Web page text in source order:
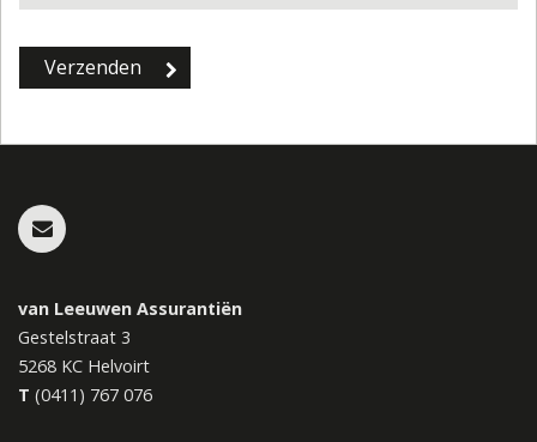
van Leeuwen Assurantiën
Gestelstraat 3
5268 KC Helvoirt
T (0411) 767 076